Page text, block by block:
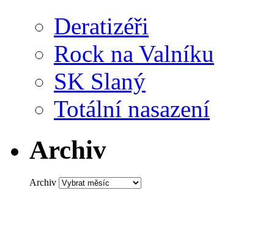
Deratizéři
Rock na Valníku
SK Slaný
Totální nasazení
Archiv
Archiv